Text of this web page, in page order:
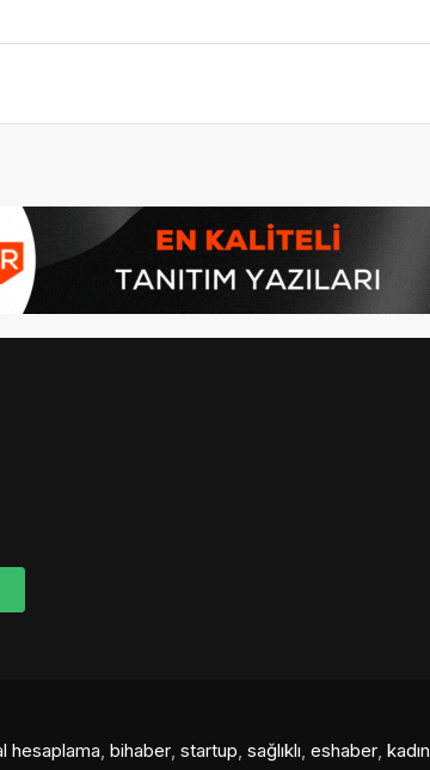
hesaplama, bihaber, startup, sağlıklı, eshaber, kadın